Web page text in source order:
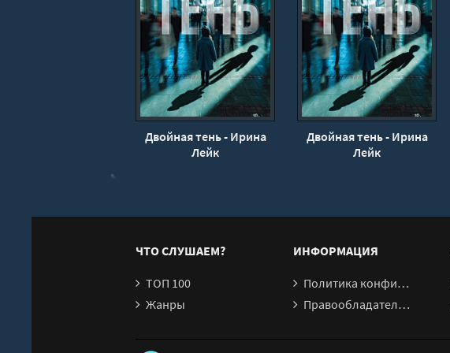
Двойная тень - Ирина
Лейк
Двойная тень - Ирина
Лейк
ЧТО СЛУШАЕМ?
ТОП 100
Жанры
ИНФОРМАЦИЯ
Политика конфиденциальности
Правообладателям